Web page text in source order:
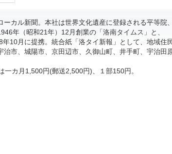
カル新聞。本社は世界文化遺産に登録される平等院
年（昭和21年）12月創業の「洛南タイムス」と、
10月に提携。統合紙「洛タイ新報」として、地域住
市、城陽市、京田辺市、久御山町、井手町、宇治田
カ月1,500円(郵送2,500円)、１部150円。